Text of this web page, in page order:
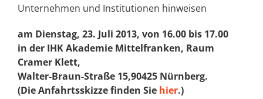
Unternehmen und Institutionen hinweisen
am Dienstag, 23. Juli 2013, von 16.00 bis 17.00
in der IHK Akademie Mittelfranken, Raum
Cramer Klett,
Walter-Braun-Straße 15,90425 Nürnberg.
(Die Anfahrtsskizze finden Sie hier.)